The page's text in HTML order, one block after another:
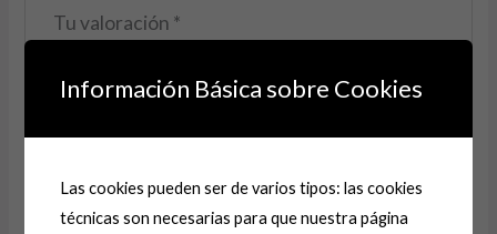
Tu valoración *
Información Básica sobre Cookies
Las cookies pueden ser de varios tipos: las cookies
técnicas son necesarias para que nuestra página